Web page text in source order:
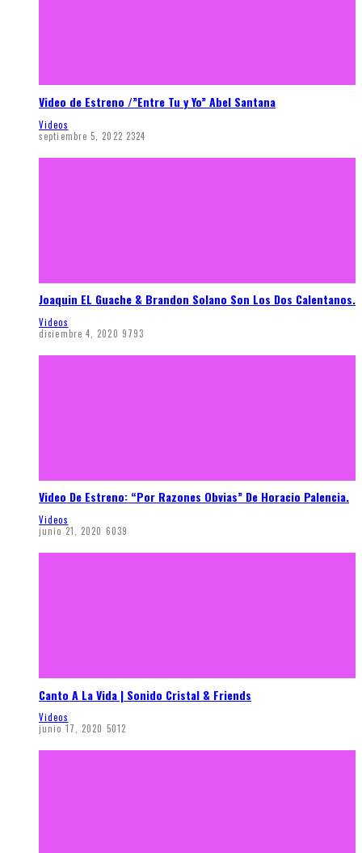
Video de Estreno /”Entre Tu y Yo” Abel Santana
Videos
septiembre 5, 2022 2324
Joaquin EL Guache & Brandon Solano Son Los Dos Calentanos.
Videos
diciembre 4, 2020 9793
Video De Estreno: “Por Razones Obvias” De Horacio Palencia.
Videos
junio 21, 2020 6039
Canto A La Vida | Sonido Cristal & Friends
Videos
junio 17, 2020 5012